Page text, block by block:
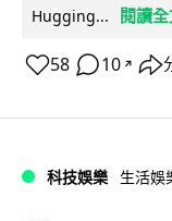
Hugging... 閱讀
58 10 ↗
科技娛樂 生活娛